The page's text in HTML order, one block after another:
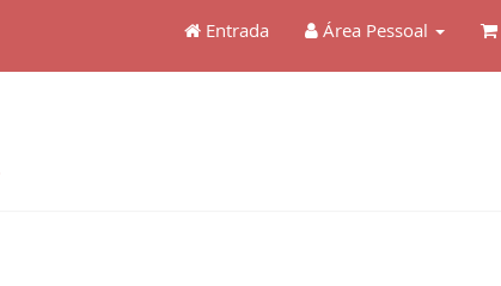
Entrada Área Pessoal